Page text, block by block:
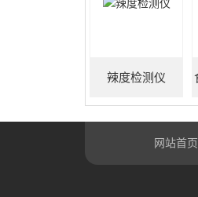
辣度检测仪
网站首页